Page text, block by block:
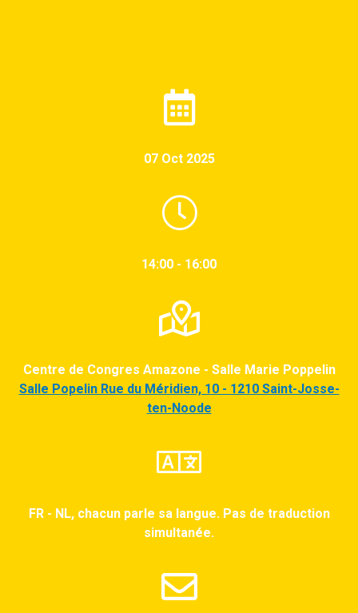
07 Oct 2025
14:00 - 16:00
Centre de Congres Amazone - Salle Marie Poppelin
Salle Popelin Rue du Méridien, 10 - 1210 Saint-Josse-
ten-Noode
FR - NL, chacun parle sa langue. Pas de traduction
simultanée.